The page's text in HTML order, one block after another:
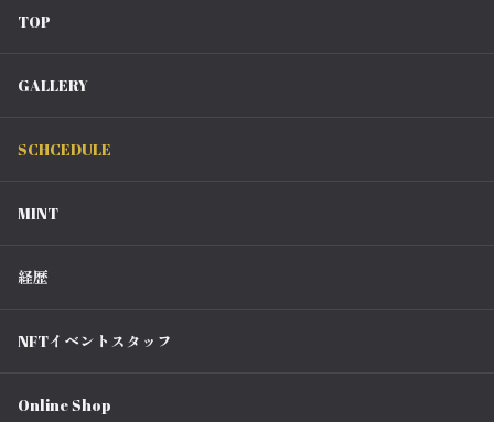
TOP
GALLERY
SCHCEDULE
MINT
経歴
NFTイベントスタッフ
Online Shop